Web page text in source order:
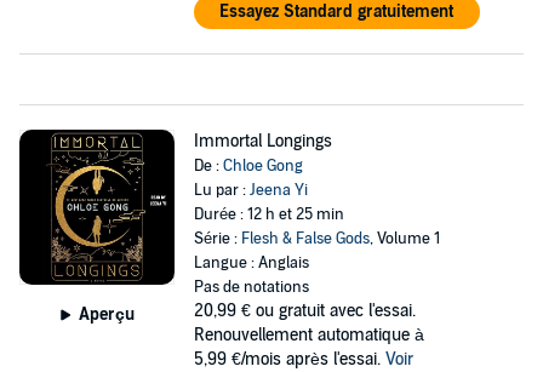
Essayez Standard gratuitement
Aperçu
Immortal Longings
De :Chloe Gong
Lu par :Jeena Yi
Durée : 12 h et 25 min
Série : Flesh & False Gods, Volume 1
Langue : Anglais
Pas de notations
20,99 € ou gratuit avec l'essai.
Renouvellement automatique à
5,99 €/mois après l'essai. Voir